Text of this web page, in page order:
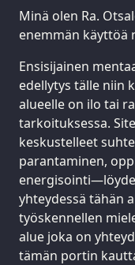
Minä olen Ra.
enemmän käyttöä
Ensisijainen
edellytys tälle niin
alueelle on ilo tai
tarkoituksessa.
keskustelleet
parantaminen,
yhteydessä tähän
työskennellen
alue joka on
tämän portin